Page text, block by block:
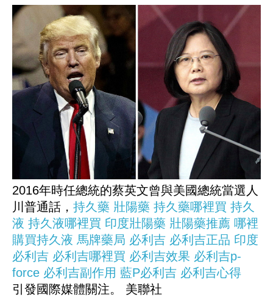
2016年時任總統的蔡英文曾與美國總統當選人
川普通話， 持久藥 壯陽藥 持久藥哪裡買 持久
液 持久液哪裡買 印度壯陽藥 壯陽藥推薦 哪裡
購買持久液 馬牌藥局 必利吉 必利吉正品 印度
必利吉 必利吉哪裡買 必利吉效果 必利吉p-
force 必利吉副作用 藍P必利吉 必利吉心得
引發國際媒體關注。 美聯社